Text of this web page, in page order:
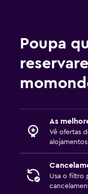
Poupa
As
Vê ofertas
Usa o filtro